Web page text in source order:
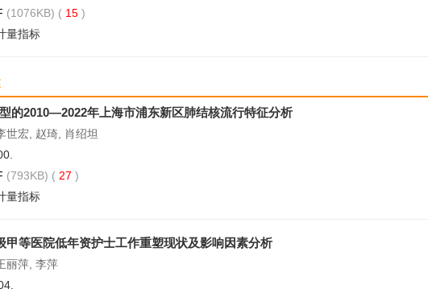
(1076KB) ( 15 )
量指标
的2010—2022年上海市浦东新区肺结核流行特征分析
世宏, 赵琦, 肖绍坦
(793KB) ( 27 )
量指标
甲等医院低年资护士工作重塑现状及影响因素分析
丽萍, 李萍